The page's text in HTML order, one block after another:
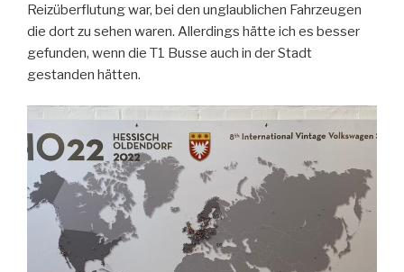
Reizüberflutung war, bei den unglaublichen Fahrzeugen
die dort zu sehen waren. Allerdings hätte ich es besser
gefunden, wenn die T1 Busse auch in der Stadt
gestanden hätten.